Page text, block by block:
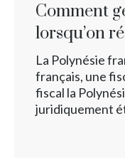
Comment
lorsqu’on
La Polynésie
français, une
fiscal la
juridiquement